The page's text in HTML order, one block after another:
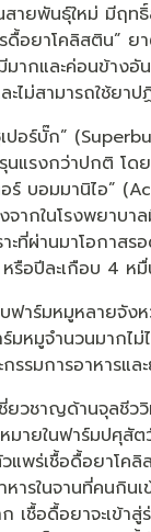
นสายพันธุ์ใหม่ มีฤ
อยาโคลิสติน” ย
ากและค่อนข้าง
ไม่สามารถใช้ยา
ปอร์บั๊ก”
นแรงกว่าปกติ โด
อร์ บอมมานิไอ”
ากในโรงพยาบ
ะที่ผ่านมาโอกาส
รือปีละเกือบ 4 ห
าร์มหมูหลายจังห
หมูจำนวนมากไ
รมการอาหารแ
วชาญด้านจุลชีววิ
ายในฟาร์มปศุสั
พร่เชื้อดื้อยาโค
หารในจานที่คนกิ
เชื้อดื้อยาจะเข้า